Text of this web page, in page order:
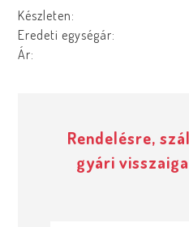
Készleten:
Eredeti egységár:
Ár:
Rendelésre,
gyári